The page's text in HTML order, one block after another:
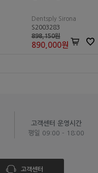
Dentsply Sirona
S2003283
898,150원
890,000원
고객센터 운영시간
평일 09:00 - 18:00
고객센터